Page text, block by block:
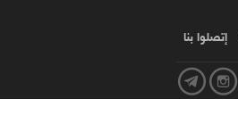
إتصلوا بنا